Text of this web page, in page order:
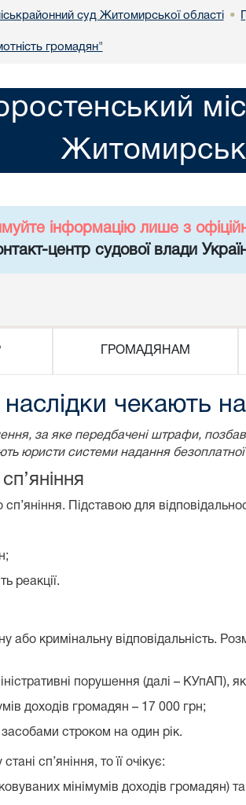
суд Житомирської області •
громадян"
інформацію лише з
центр судової влади
ГРОМАДЯНАМ
чекають
за яке передбачені штрафи,
юристи системи надання
Підставою для
реакції.
або кримінальну відповідальність.
порушення (далі –
доходів громадян – 17 000 грн;
строком на один рік.
сп’яніння, то її очікує:
мінімумів доходів